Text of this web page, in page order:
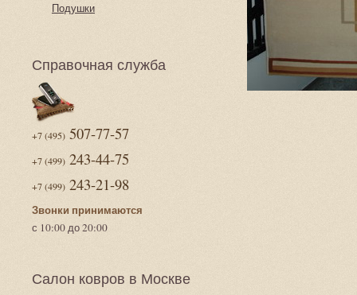
Подушки
Справочная служба
+7 (495) 507-77-57
+7 (499) 243-44-75
+7 (499) 243-21-98
Звонки принимаются
с 10:00 до 20:00
Салон ковров в Москве